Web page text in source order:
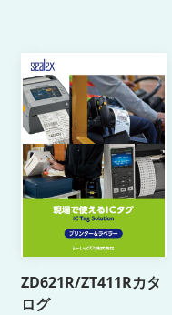
ZD621R/ZT411Rカタ
ログ